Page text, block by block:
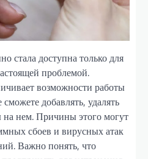
стала доступна только для
проблемой.
возможности работы
добавлять, удалять
на нем. Причины этого могут
сбоев и вирусных атак
Важно понять, что